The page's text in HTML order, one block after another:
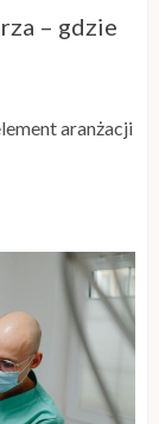
– gdzie
aranżacji